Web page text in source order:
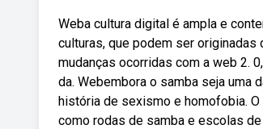
Weba cultura digital é ampla e
culturas, que podem ser
mudanças ocorridas com a web 2.
da. Webembora o samba seja
história de sexismo e homofobia.
como rodas de samba e escolas